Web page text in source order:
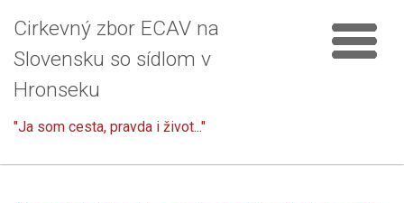
Cirkevný zbor ECAV na
Slovensku so sídlom v
Hronseku
"Ja som cesta, pravda i život..."